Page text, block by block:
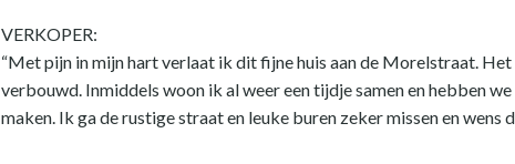
VERKOPER:
“Met pijn in mijn hart verlaat ik dit fijne huis aan de Morelstraat.
verbouwd. Inmiddels woon ik al weer een tijdje samen en hebben
maken. Ik ga de rustige straat en leuke buren zeker missen en